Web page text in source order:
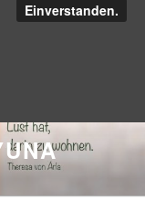
Einverstanden.